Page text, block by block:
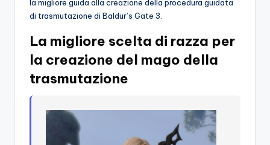
la migliore guida alla creazione della procedura guidata
di trasmutazione di Baldur’s Gate 3.
La migliore scelta di razza per
la creazione del mago della
trasmutazione